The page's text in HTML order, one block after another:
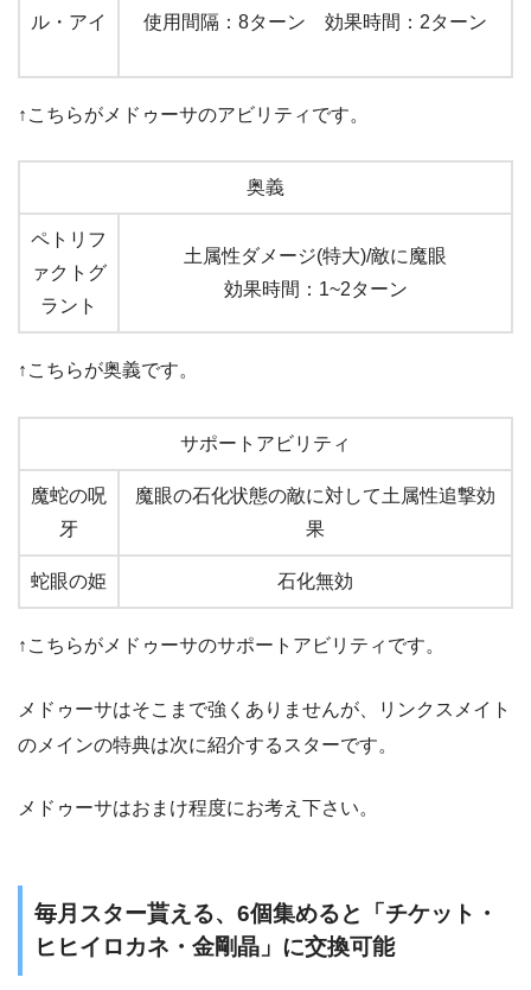
ル・アイ
使用間隔：8ターン 効果時間：2ターン
↑こちらがメドゥーサのアビリティです。
奥義
ペトリフ
ァクトグ
ラント
土属性ダメージ(特大)/敵に魔眼
効果時間：1~2ターン
↑こちらが奥義です。
サポートアビリティ
魔蛇の呪
牙
魔眼の石化状態の敵に対して土属性追撃効
果
蛇眼の姫 石化無効
↑こちらがメドゥーサのサポートアビリティです。
メドゥーサはそこまで強くありませんが、リンクスメイト
のメインの特典は次に紹介するスターです。
メドゥーサはおまけ程度にお考え下さい。
毎月スター貰える、6個集めると「チケット・
ヒヒイロカネ・金剛晶」に交換可能